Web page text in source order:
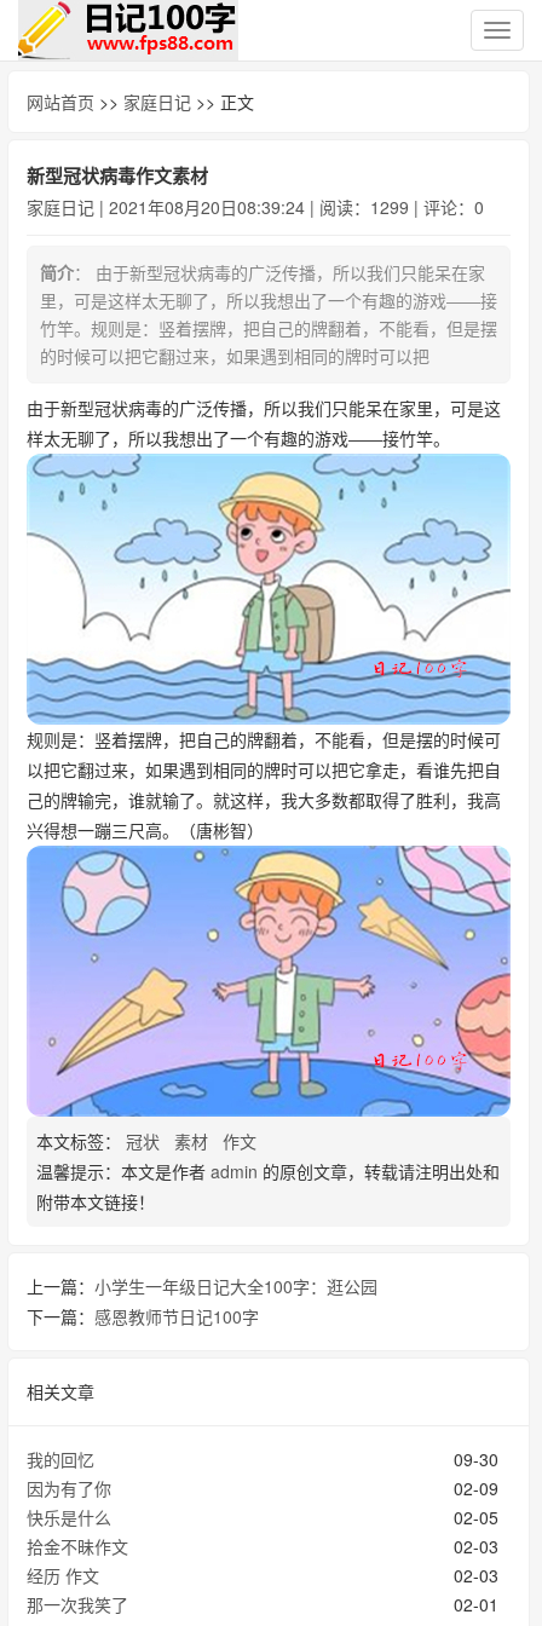
切
换
网站首页 >> 家庭日记 >> 正文
新型冠状病毒作文素材
家庭日记 | 2021年08月20日08:39:24 | 阅读：1299 | 评论：0
简介： 由于新型冠状病毒的广泛传播，所以我们只能呆在家
里，可是这样太无聊了，所以我想出了一个有趣的游戏――接
竹竿。规则是：竖着摆牌，把自己的牌翻着，不能看，但是摆
的时候可以把它翻过来，如果遇到相同的牌时可以把
由于新型冠状病毒的广泛传播，所以我们只能呆在家里，可是这
样太无聊了，所以我想出了一个有趣的游戏――接竹竿。
规则是：竖着摆牌，把自己的牌翻着，不能看，但是摆的时候可
以把它翻过来，如果遇到相同的牌时可以把它拿走，看谁先把自
己的牌输完，谁就输了。就这样，我大多数都取得了胜利，我高
兴得想一蹦三尺高。（唐彬智）
本文标签： 冠状 素材 作文
温馨提示：本文是作者 admin 的原创文章，转载请注明出处和
附带本文链接！
上一篇： 小学生一年级日记大全100字：逛公园
下一篇： 感恩教师节日记100字
相关文章
09-30
我的回忆
02-09
因为有了你
02-05
快乐是什么
02-03
拾金不昧作文
02-03
经历 作文
02-01
那一次我笑了